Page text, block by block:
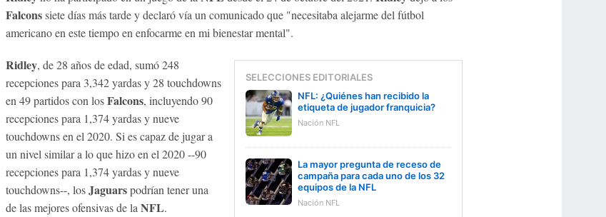
Falconssiete días más tarde y declaró vía un comunicado que "necesitaba alejarme del fútbol
americano en este tiempo en enfocarme en mi bienestar mental".
SELECCIONES EDITORIALES
NFL: ¿Quiénes han recibido la
etiqueta de jugador franquicia?
Nación NFL
La mayor pregunta de receso de
campaña para cada uno de los 32
equipos de la NFL
Nación NFL
Ridley, de 28 años de edad, sumó 248
recepciones para 3,342 yardas y 28 touchdowns
en 49 partidos con losFalcons, incluyendo 90
recepciones para 1,374 yardas y nueve
touchdowns en el 2020. Si es capaz de jugar a
un nivel similar a lo que hizo en el 2020 --90
recepciones para 1,374 yardas y nueve
touchdowns--, losJaguarspodrían tener una
de las mejores ofensivas de laNFL.